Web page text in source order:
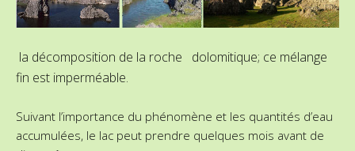
la décomposition de la roche dolomitique; ce mélange
fin est imperméable.
Suivant l’importance du phénomène et les quantités d’eau
accumulées, le lac peut prendre quelques mois avant de